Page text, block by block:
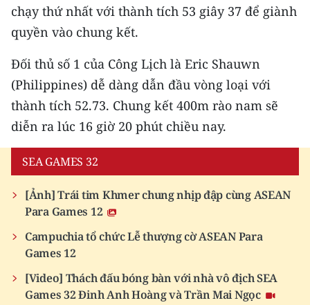
chạy thứ nhất với thành tích 53 giây 37 để giành
quyền vào chung kết.
Đối thủ số 1 của Công Lịch là Eric Shauwn
(Philippines) dễ dàng dẫn đầu vòng loại với
thành tích 52.73. Chung kết 400m rào nam sẽ
diễn ra lúc 16 giờ 20 phút chiều nay.
SEA GAMES 32
[Ảnh] Trái tim Khmer chung nhịp đập cùng ASEAN
Para Games 12
Campuchia tổ chức Lễ thượng cờ ASEAN Para
Games 12
[Video] Thách đấu bóng bàn với nhà vô địch SEA
Games 32 Đinh Anh Hoàng và Trần Mai Ngọc